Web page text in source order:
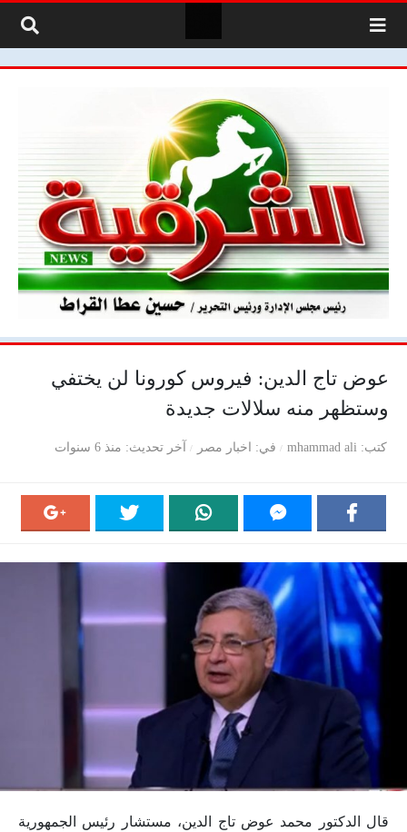
عوض تاج الدين: فيروس كورونا لن يختفي
وستظهر منه سلالات جديدة
كتب mhammad ali في اخبار مصر آخر تحديث منذ 6 سنوات
قال الدكتور محمد عوض تاج الدين، مستشار رئيس الجمهورية